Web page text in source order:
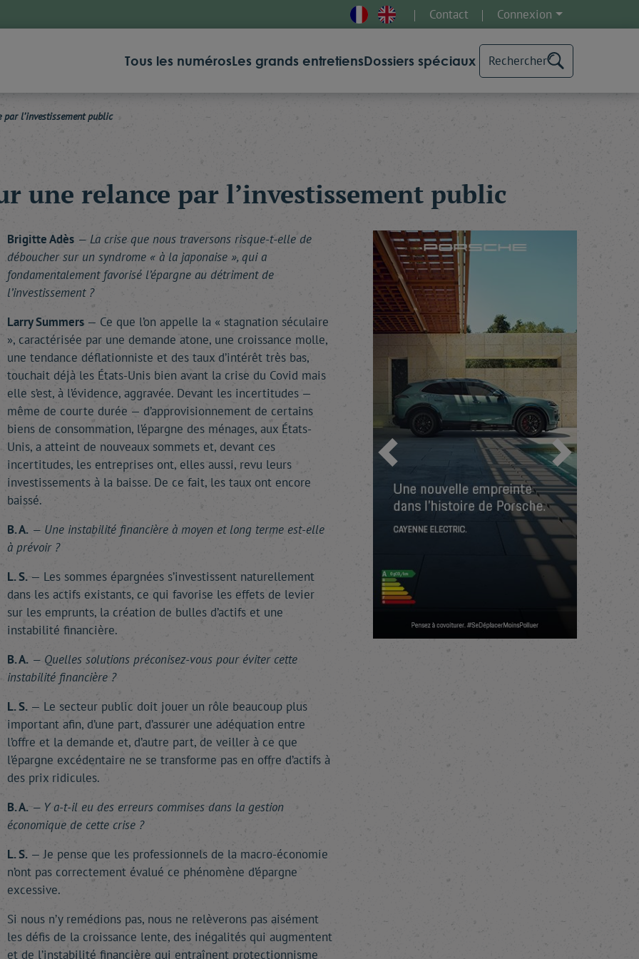
Contact Connexion
Tous les numérosLes grands entretiensDossiers spéciaux Rechercher
l’investissement public
une relance par l’investissement public
Brigitte Adès— La crise que nous traversons risque-t-elle de
déboucher sur un syndrome « à la japonaise », qui a
fondamentalement favorisé l’épargne au détriment de
l’investissement ?
Larry Summers— Ce que l’on appelle la « stagnation séculaire
», caractérisée par une demande atone, une croissance molle,
une tendance déflationniste et des taux d’intérêt très bas,
touchait déjà les États-Unis bien avant la crise du Covid mais
elle s’est, à l’évidence, aggravée. Devant les incertitudes —
même de courte durée — d’approvisionnement de certains
biens de consommation, l’épargne des ménages, aux États-
Unis, a atteint de nouveaux sommets et, devant ces
incertitudes, les entreprises ont, elles aussi, revu leurs
investissements à la baisse. De ce fait, les taux ont encore
baissé.
B. A.— Une instabilité financière à moyen et long terme est-elle
à prévoir ?
L. S.— Les sommes épargnées s’investissent naturellement
dans les actifs existants, ce qui favorise les effets de levier
sur les emprunts, la création de bulles d’actifs et une
instabilité financière.
B. A.— Quelles solutions préconisez-vous pour éviter cette
instabilité financière ?
L. S.— Le secteur public doit jouer un rôle beaucoup plus
important afin, d’une part, d’assurer une adéquation entre
l’offre et la demande et, d’autre part, de veiller à ce que
l’épargne excédentaire ne se transforme pas en offre d’actifs à
des prix ridicules.
B. A.— Y a-t-il eu des erreurs commises dans la gestion
économique de cette crise ?
L. S.— Je pense que les professionnels de la macro-économie
n’ont pas correctement évalué ce phénomène d’épargne
excessive.
Si nous n’y remédions pas, nous ne relèverons pas aisément
les défis de la croissance lente, des inégalités qui augmentent
et de l’instabilité financière qui entraînent protectionnisme
Précédent Suivant